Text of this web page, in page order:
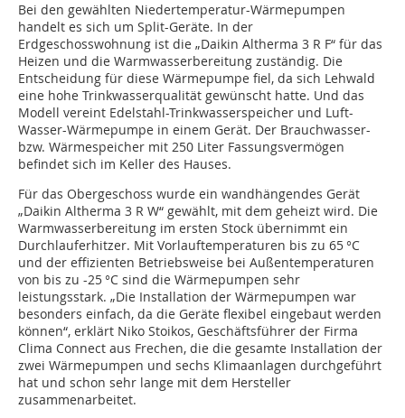
Bei den gewählten Niedertemperatur-Wärmepumpen
handelt es sich um Split-Geräte. In der
Erdgeschosswohnung ist die „Daikin Altherma 3 R F“ für das
Heizen und die Warmwasserbereitung zuständig. Die
Entscheidung für diese Wärmepumpe fiel, da sich Lehwald
eine hohe Trinkwasserqualität gewünscht hatte. Und das
Modell vereint Edelstahl-Trinkwasserspeicher und Luft-
Wasser-Wärmepumpe in einem Gerät. Der Brauchwasser-
bzw. Wärmespeicher mit 250 Liter Fassungsvermögen
befindet sich im Keller des Hauses.
Für das Obergeschoss wurde ein wandhängendes Gerät
„Daikin Altherma 3 R W“ gewählt, mit dem geheizt wird. Die
Warmwasserbereitung im ersten Stock übernimmt ein
Durchlauferhitzer. Mit Vorlauftemperaturen bis zu 65 °C
und der effizienten Betriebsweise bei Außentemperaturen
von bis zu -25 °C sind die Wärmepumpen sehr
leistungsstark. „Die Installation der Wärmepumpen war
besonders einfach, da die Geräte flexibel eingebaut werden
können“, erklärt Niko Stoikos, Geschäftsführer der Firma
Clima Connect aus Frechen, die die gesamte Installation der
zwei Wärmepumpen und sechs Klimaanlagen durchgeführt
hat und schon sehr lange mit dem Hersteller
zusammenarbeitet.